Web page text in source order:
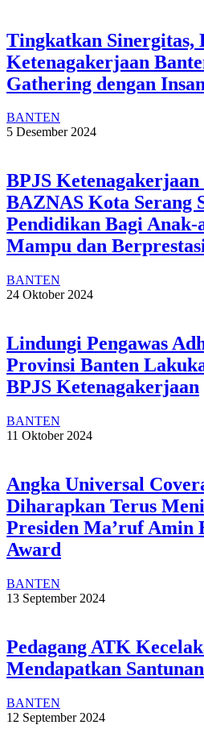
Tingkatkan Sinergitas,
Ketenagakerjaan
Gathering dengan
BANTEN
5 Desember 2024
BPJS Ketenagakerjaan
BAZNAS Kota Serang
Pendidikan Bagi
Mampu dan
BANTEN
24 Oktober 2024
Lindungi Pengawas
Provinsi Banten
BPJS Ketenagakerjaan
BANTEN
11 Oktober 2024
Angka Universal
Diharapkan Terus
Presiden Ma’ruf Amin
Award
BANTEN
13 September 2024
Pedagang ATK
Mendapatkan
BANTEN
12 September 2024